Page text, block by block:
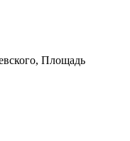
Площадь